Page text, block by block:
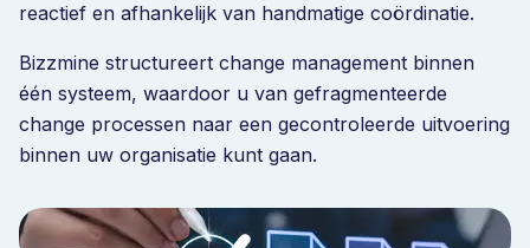
reactief en afhankelijk van handmatige coördinatie.
Bizzmine structureert change management binnen
één systeem, waardoor u van gefragmenteerde
change processen naar een gecontroleerde uitvoering
binnen uw organisatie kunt gaan.